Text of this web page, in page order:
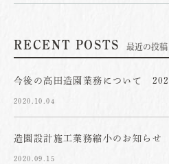
RECENT POSTS 最近の投稿
今後の高田造園業務について
2020.10.04
造園設計施工業務縮小のお知ら
2020.09.15